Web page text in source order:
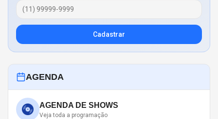
Cadastrar
AGENDA
AGENDA DE SHOWS
Veja toda a programação